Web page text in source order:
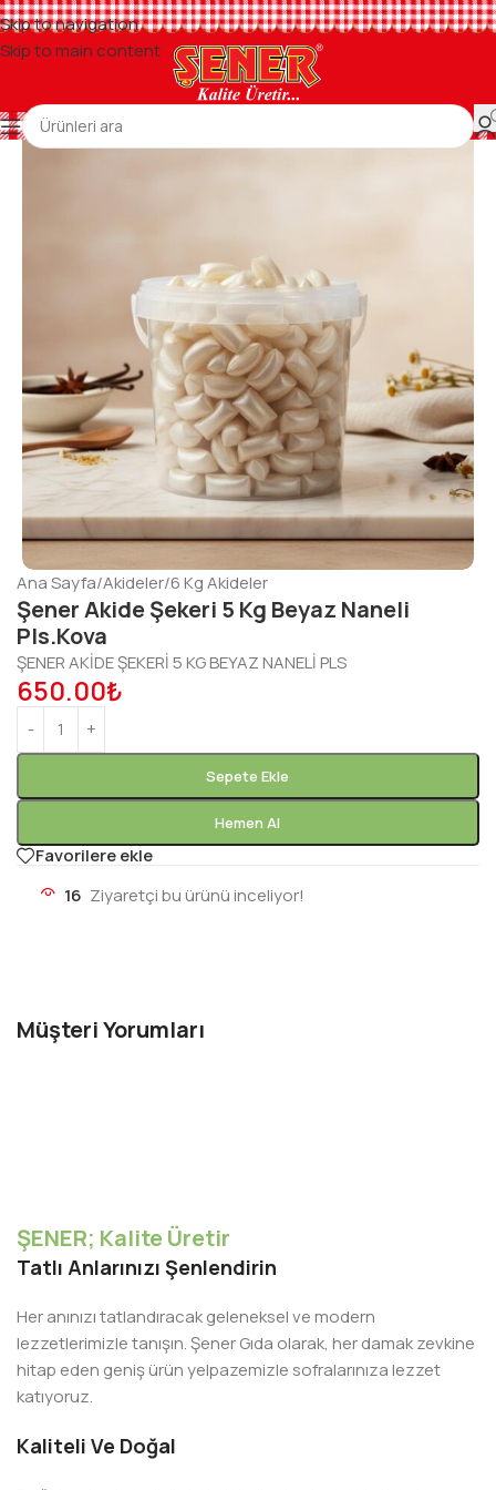
Skip to navigation
Skip to main content
Ana Sayfa/Akideler/6 Kg Akideler
Şener Akide Şekeri 5 Kg Beyaz Naneli
Pls.Kova
ŞENER AKİDE ŞEKERİ 5 KG BEYAZ NANELİ PLS
650.00₺
Sepete Ekle
Hemen Al
Favorilere ekle
16 Ziyaretçi bu ürünü inceliyor!
Müşteri Yorumları
ŞENER; Kalite Üretir
Tatlı Anlarınızı Şenlendirin
Her anınızı tatlandıracak geleneksel ve modern
lezzetlerimizle tanışın. Şener Gıda olarak, her damak zevkine
hitap eden geniş ürün yelpazemizle sofralarınıza lezzet
katıyoruz.
Kaliteli Ve Doğal